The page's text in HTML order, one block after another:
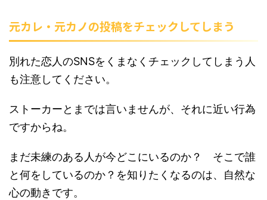
元カレ・元カノの投稿をチェックしてしまう
別れた恋人のSNSをくまなくチェックしてしまう人
も注意してください。
ストーカーとまでは言いませんが、それに近い行為
ですからね。
まだ未練のある人が今どこにいるのか？ そこで誰
と何をしているのか？を知りたくなるのは、自然な
心の動きです。